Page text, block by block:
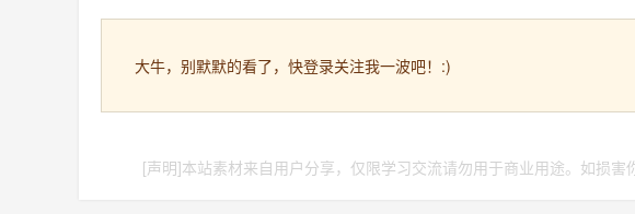
大牛，别默默的看了，快登录关注我一波吧！:)
[声明]本站素材来自用户分享，仅限学习交流请勿用于商业用途。如损害